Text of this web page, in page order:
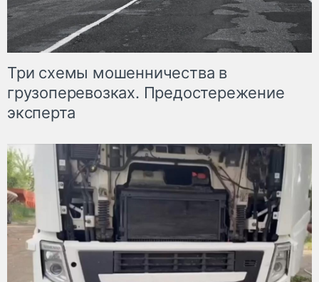
Три схемы мошенничества в
грузоперевозках. Предостережение
эксперта